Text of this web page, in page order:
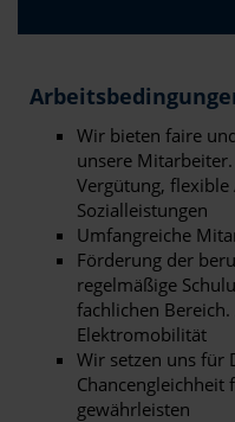
Wir bieten faire
unsere
Vergütung,
Sozialleistungen
Umfangreiche
Förderung der
regelmäßige
fachlichen
Elektromobilität
Wir setzen uns für
gewährleisten